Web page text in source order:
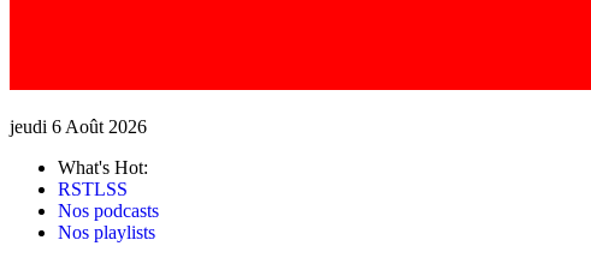
jeudi 6 Août 2026
What's Hot:
RSTLSS
Nos podcasts
Nos playlists